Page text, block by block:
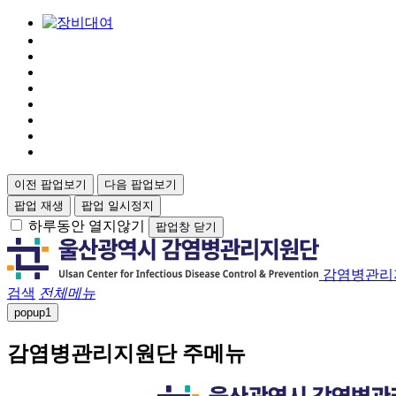
이전 팝업보기
다음 팝업보기
팝업 재생
팝업 일시정지
하루동안 열지않기 팝업창 닫기
감염병관
검색 전체메뉴
popup1
감염병관리지원단 주메뉴